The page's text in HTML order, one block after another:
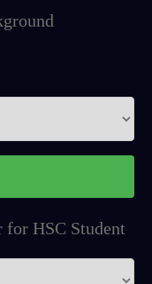
for HSC Student